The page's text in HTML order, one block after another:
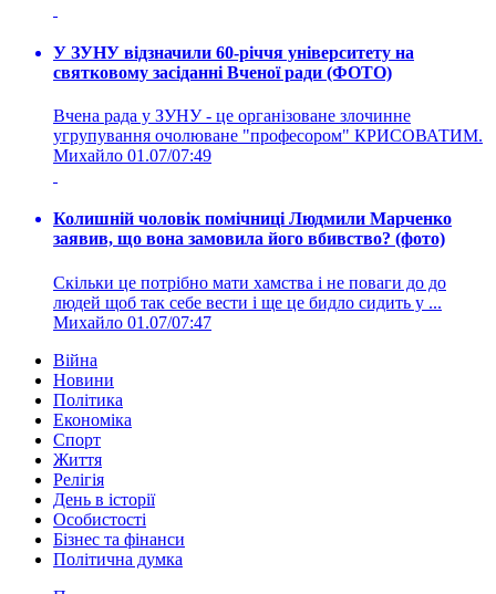
У ЗУНУ відзначили 60-річчя університету на
святковому засіданні Вченої ради (ФОТО)
Вчена рада у ЗУНУ - це організоване злочинне
угрупування очолюване "професором" КРИСОВАТИМ.
Михайло 01.07/07:49
Колишній чоловік помічниці Людмили Марченко
заявив, що вона замовила його вбивство? (фото)
Скільки це потрібно мати хамства і не поваги до до
людей щоб так себе вести і ще це бидло сидить у ...
Михайло 01.07/07:47
Війна
Новини
Політика
Економіка
Спорт
Життя
Релігія
День в історії
Особистості
Бізнес та фінанси
Політична думка